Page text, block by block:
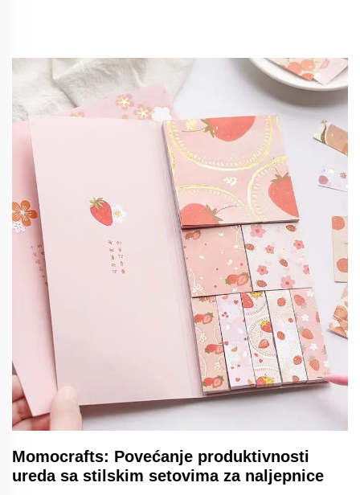
Momocrafts: Povećanje produktivnosti
ureda sa stilskim setovima za naljepnice